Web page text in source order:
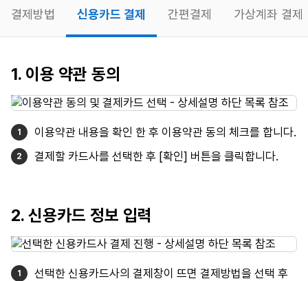
수
센
터
결제방법 신용카드 결제 간편결제 가상계좌 결제
신용카드
결제
1. 이용 약관 동의
이용약관 내용을 확인 한 후 이용약관 동의 체크를 합니다.
결제할 카드사를 선택한 후 [확인] 버튼을 클릭합니다.
2. 신용카드 정보 입력
선택한 신용카드사의 결제창이 뜨면 결제방법을 선택 후